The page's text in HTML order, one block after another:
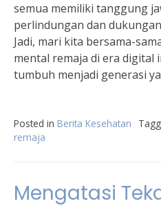
semua memiliki tanggung
perlindungan dan
Jadi, mari kita bersama-
mental remaja di era digital
tumbuh menjadi generasi
Posted in Berita Kesehatan
remaja
Mengatasi